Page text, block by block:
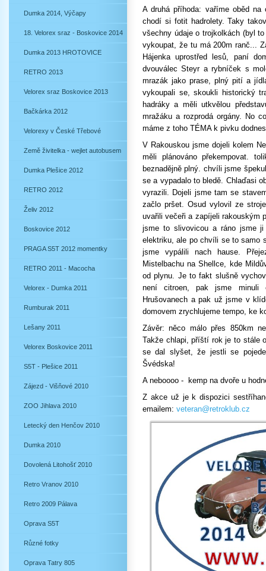
Dumka 2014, Výčapy
18. Velorex sraz - Boskovice 2014
Dumka 2013 HROTOVICE
RETRO 2013
Velorex sraz Boskovice 2013
Bačkárka 2012
Velorexy v České Třebové
Země živitelka - wejlet autobusem
Dumka Plešice 2012
RETRO 2012
Želiv 2012
Boskovice 2012
PRAGA S5T 2012 momentky
RETRO 2011 - Macocha
Velorex - Dumka 2011
Rumburak 2011
Lešany 2011
Velorex Boskovice 2011
S5T - Plešice 2011
Zájezd - Višňové 2010
ZOO Jihlava 2010
Letecký den Henčov 2010
Dumka 2010
Dovolená Litohošť 2010
Retro Vranov 2010
Retro 2009 Pálava
Oprava S5T
Různé fotky
Oprava Tatry 805
A druhá příhoda: vaříme oběd na
chodí si fotit hadrolety. Taky
všechny údaje o trojkolkách (byl
vykoupat, že tu má 200m ranč...
Hájenka uprostřed lesů, paní
dvouválec Steyr a rybníček s
mrazák jako prase, plný pití a
vykoupali se, skoukli historický
hadráky a měli utkvělou
mražáku a rozprodá orgány. No
máme z toho TÉMA k pivku
V Rakouskou jsme dojeli kolem
měli plánováno překempovat.
beznadějně plný. chvíli jsme
se a vypadalo to bledě. Chlaďasi
vyrazili. Dojeli jsme tam se
začlo pršet. Osud vylovil ze
uvařili večeři a zapíjeli rakouským
jsme to slivovicou a ráno jsme
elektriku, ale po chvíli se to samo
jsme vypálili nach hause.
Mistelbachu na Shellce, kde
od plynu. Je to fakt slušně
není citroen, pak jsme minuli
Hrušovanech a pak už jsme v
domovem zrychlujeme tempo, ke
Závěr: něco málo přes 850km
Takže chlapi, příští rok je to stále
se dal slyšet, že jestli se
Švédska!
A neboooo - kemp na dvoře u
Z akce už je k dispozici
emailem: veteran@retroklub.cz